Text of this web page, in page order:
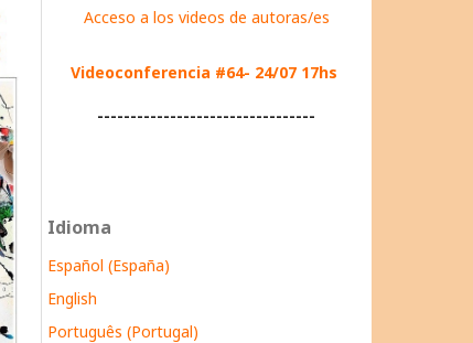
Acceso a los videos de autoras/es
Videoconferencia #64- 24/07 17hs
---------------------------------
Idioma
Español (España)
English
Português (Portugal)